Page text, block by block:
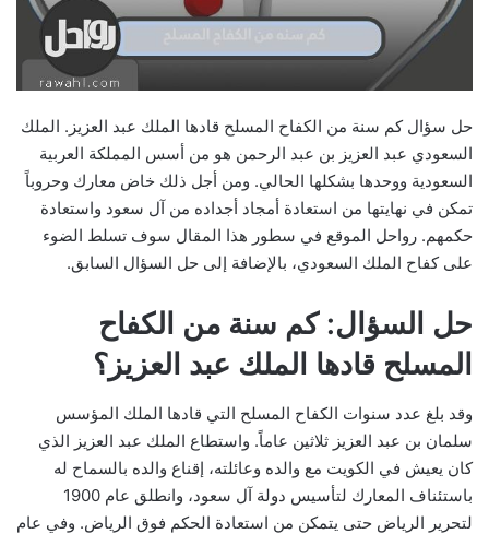
حل سؤال كم سنة من الكفاح المسلح قادها الملك عبد العزيز. الملك
السعودي عبد العزيز بن عبد الرحمن هو من أسس المملكة العربية
السعودية ووحدها بشكلها الحالي. ومن أجل ذلك خاض معارك وحروباً
تمكن في نهايتها من استعادة أمجاد أجداده من آل سعود واستعادة
حكمهم. رواحل الموقع في سطور هذا المقال سوف تسلط الضوء
على كفاح الملك السعودي، بالإضافة إلى حل السؤال السابق.
حل السؤال: كم سنة من الكفاح
المسلح قادها الملك عبد العزيز؟
وقد بلغ عدد سنوات الكفاح المسلح التي قادها الملك المؤسس
سلمان بن عبد العزيز ثلاثين عاماً. واستطاع الملك عبد العزيز الذي
كان يعيش في الكويت مع والده وعائلته، إقناع والده بالسماح له
باستئناف المعارك لتأسيس دولة آل سعود، وانطلق عام 1900
لتحرير الرياض حتى يتمكن من استعادة الحكم فوق الرياض. وفي عام